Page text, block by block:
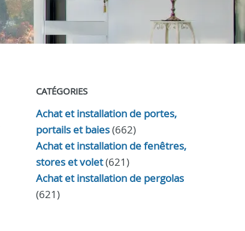
CATÉGORIES
Achat et installation de portes,
portails et baies(662)
Achat et installation de fenêtres,
stores et volet(621)
Achat et installation de pergolas
(621)